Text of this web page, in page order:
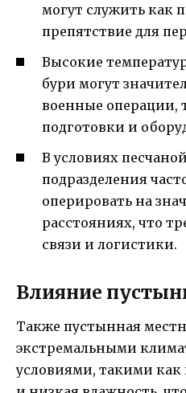
могут служить как
препятствие для
Высокие
бури могут
военные операции,
подготовки и
В условиях
подразделения
оперировать на
расстояниях, что
связи и логистики.
Влияние
Также пустынная
экстремальными
условиями, такими как